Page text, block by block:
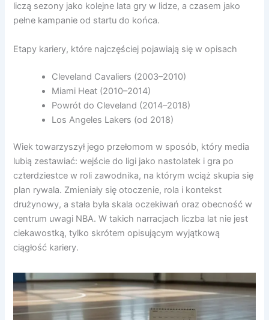
liczą sezony jako kolejne lata gry w lidze, a czasem jako
pełne kampanie od startu do końca.
Etapy kariery, które najczęściej pojawiają się w opisach
Cleveland Cavaliers (2003–2010)
Miami Heat (2010–2014)
Powrót do Cleveland (2014–2018)
Los Angeles Lakers (od 2018)
Wiek towarzyszył jego przełomom w sposób, który media
lubią zestawiać: wejście do ligi jako nastolatek i gra po
czterdziestce w roli zawodnika, na którym wciąż skupia się
plan rywala. Zmieniały się otoczenie, rola i kontekst
drużynowy, a stała była skala oczekiwań oraz obecność w
centrum uwagi NBA. W takich narracjach liczba lat nie jest
ciekawostką, tylko skrótem opisującym wyjątkową
ciągłość kariery.